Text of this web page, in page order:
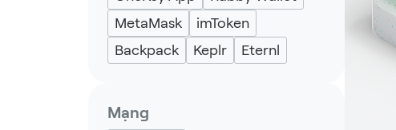
MetaMask
imToken
Backpack
Keplr Eternl
Mạng